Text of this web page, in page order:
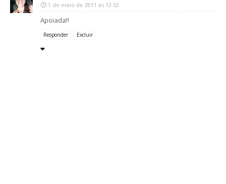
1 de maio de 2011 às 13:53
Apoiada!!
Responder Excluir